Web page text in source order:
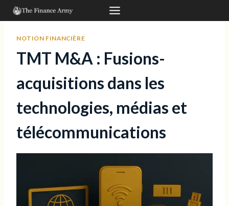
Aller
au
contenuNOTION FINANCIÈRE
TMT M&A : Fusions-
acquisitions dans les
technologies, médias et
télécommunications